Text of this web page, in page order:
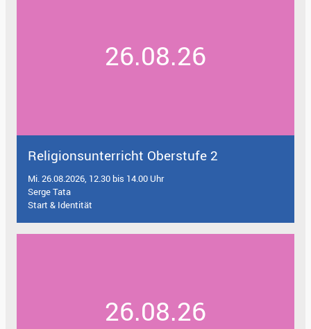
26.08.26
Religionsunterricht Oberstufe 2
Mi. 26.08.2026, 12.30 bis 14.00 Uhr
Serge Tata
Start & Identität
26.08.26